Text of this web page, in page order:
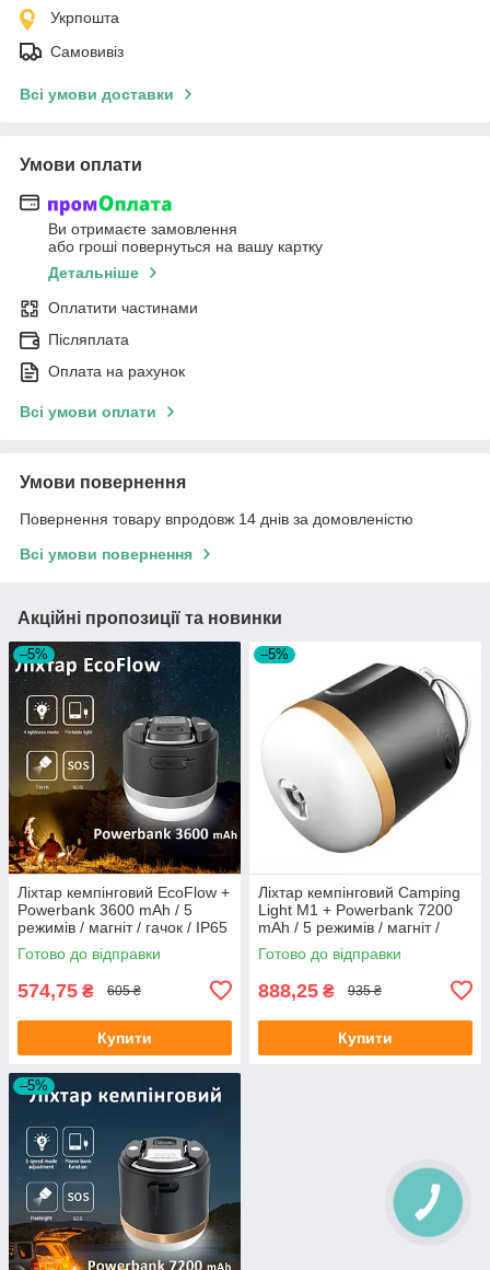
Укрпошта
Самовивіз
Всі умови доставки
Умови оплати
Ви отримаєте замовлення
або гроші повернуться на вашу картку
Детальніше
Оплатити частинами
Післяплата
Оплата на рахунок
Всі умови оплати
Умови повернення
Повернення товару впродовж 14 днів за домовленістю
Всі умови повернення
Акційні пропозиції та новинки
–5%
Ліхтар кемпінговий EcoFlow +
Powerbank 3600 mAh / 5
режимів / магніт / гачок / IP65
/ 5W / Type-C
Готово до відправки
574,75 ₴ 605 ₴
Купити
–5%
Ліхтар кемпінговий Camping
Light M1 + Powerbank 7200
mAh / 5 режимів / магніт /
гачок / IP65 / Type-C Black
Готово до відправки
888,25 ₴ 935 ₴
Купити
–5%